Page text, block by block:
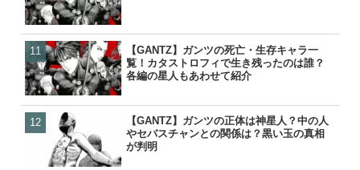
【GANTZ】ガンツの死亡・生存キャラ一
覧！カタストロフィで生き残ったのは誰？
各編の星人もあわせて紹介
【GANTZ】ガンツの正体は神星人？中の人
やセバスチャンとの関係は？黒い玉の真相
が判明
【GANTZ】最強キャララン
選！一番強いキャラは玄野
人物？
【GANTZ】ガンツの正体は
やセバスチャンとの関係は
【GANTZ】ガンツの死亡・
覧！カタストロフィで生き
各編の星人もあわせて紹介
【ぬらりひょんの孫】リク
ら）って結婚したの？キス
【ワンピース】ローが敗北
げの詳細と敗走について
【鬼滅の刃】炭治郎や生存
の後は？何をしてるの？